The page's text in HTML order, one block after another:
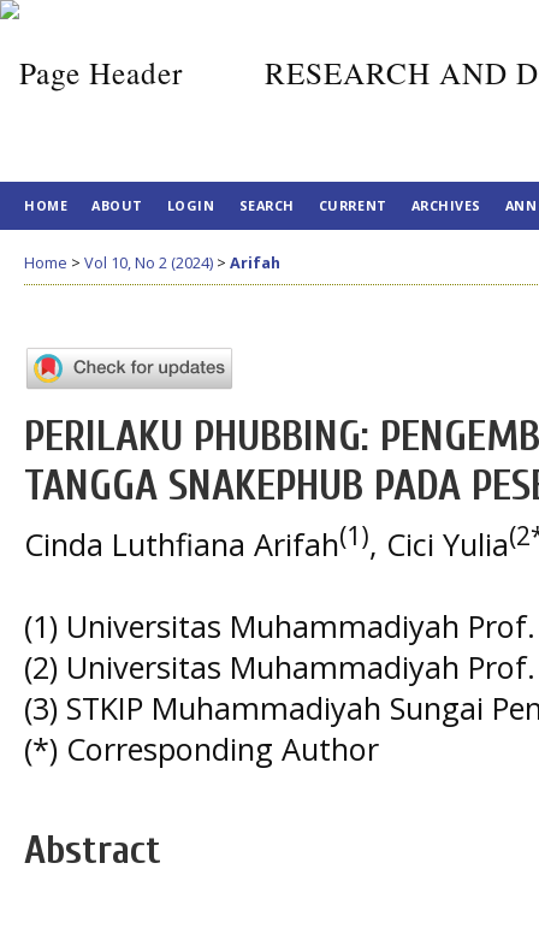
RESEARCH AND
HOME ABOUT LOGIN SEARCH CURRENT ARCHIVES
Home > Vol 10, No 2 (2024) > Arifah
PERILAKU PHUBBING:
TANGGA SNAKEPHUB PADA
Cinda Luthfiana Arifah(1), Cici Yulia
(1) Universitas Muhammadiyah
(2) Universitas Muhammadiyah
(3) STKIP Muhammadiyah Sungai
(*) Corresponding Author
Abstract